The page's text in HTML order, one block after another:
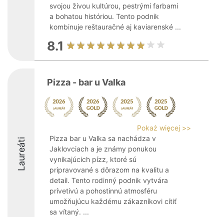
svojou živou kultúrou, pestrými farbami
a bohatou históriou. Tento podnik
kombinuje reštauračné aj kaviarenské ...
8.1
Laureáti
Pizza - bar u Valka
Pokaż więcej >>
Pizza bar u Valka sa nachádza v
Jaklovciach a je známy ponukou
vynikajúcich pízz, ktoré sú
pripravované s dôrazom na kvalitu a
detail. Tento rodinný podnik vytvára
prívetivú a pohostinnú atmosféru
umožňujúcu každému zákazníkovi cítiť
sa vítaný. ...